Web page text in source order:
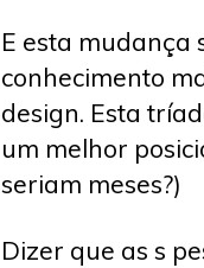
E esta mudança
conhecimento
design. Esta
um melhor
seriam meses?)
Dizer que as s